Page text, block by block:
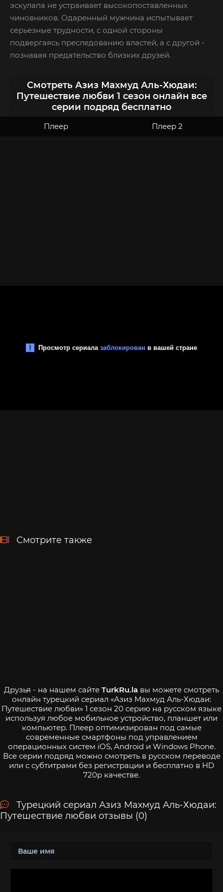
эскулапа не устраивает высокопоставленных
чиновников. Одаренный мужчина испытывает
серьезные трудности, с одной стороны
подвергаясь преследованию властей, а с другой -
познавая предательство близких друзей.
Смотреть Азиз Махмуд Аль-Хюдаи:
Путешествие любви 1 сезон онлайн все
серии подряд бесплатно
Плеер Плеер 2
Смотрите также
Друзья - на нашем сайте TurkRu.la вы можете смотреть
онлайн турецкий сериал «Азиз Махмуд Аль-Хюдаи:
Путешествие любви» 1 сезон 20 серию на русском языке
используя любое мобильное устройство, планшет или
компьютер. Плеер оптимизирован под самые
современные смартфоны под управлением
операционных систем iOS, Android и Windows Phone.
Все серии подряд можно смотреть в русском переводе
или с субтитрами без регистрации и бесплатно в HD
720p качестве.
Турецкий сериал Азиз Махмуд Аль-Хюдаи:
Путешествие любви отзывы (0)